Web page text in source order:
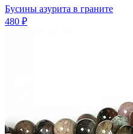
Бусины азурита в граните
480 ₽